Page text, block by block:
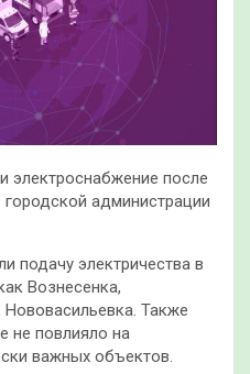
электроснабжение после
администрации
подачу электричества в
Вознесенка,
Также
не повлияло на
важных объектов.